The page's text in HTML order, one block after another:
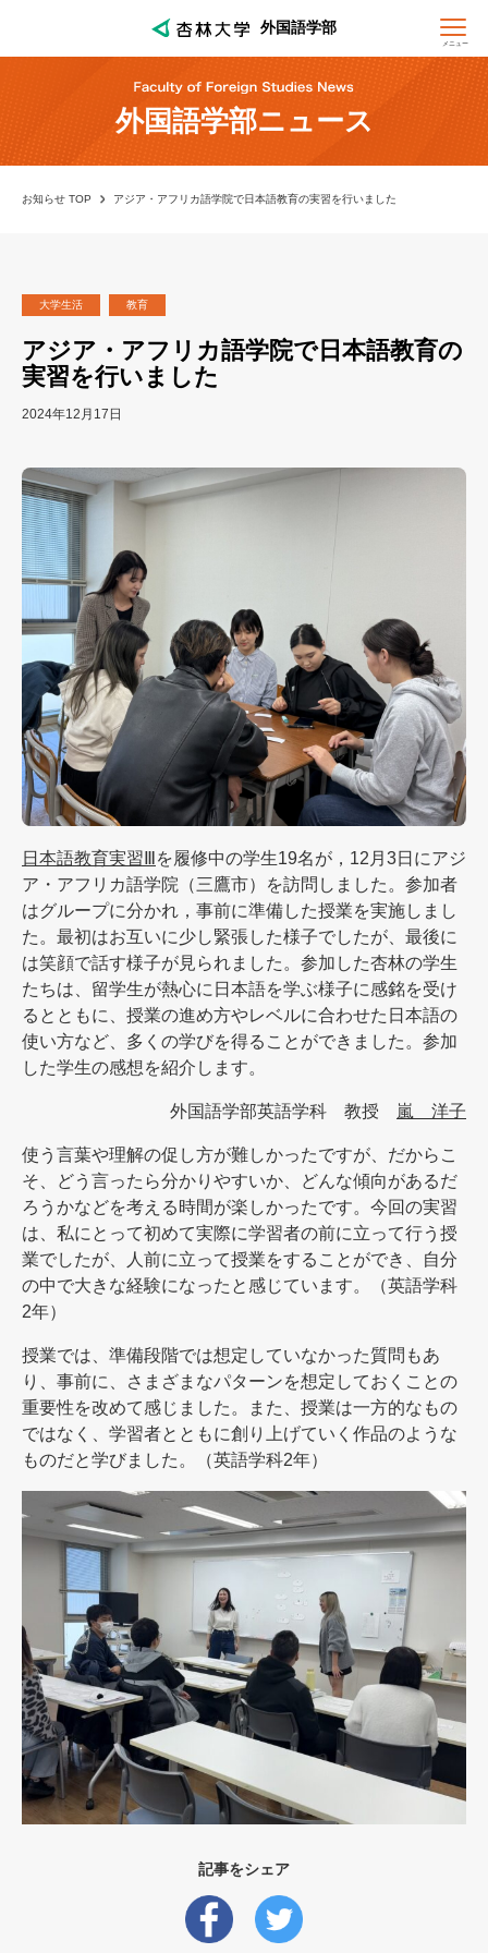
外国語学部
メニュー
外国語学部ニュース
お知らせ TOP アジア・アフリカ語学院で日本語教育の実習を行いました
大学生活 教育
アジア・アフリカ語学院で日本語教育の
実習を行いました
2024年12月17日
日本語教育実習Ⅲ
を履修中の学生19名が，12月3日にアジ
ア・アフリカ語学院（三鷹市）を訪問しました。参加者
はグループに分かれ，事前に準備した授業を実施しまし
た。最初はお互いに少し緊張した様子でしたが、最後に
は笑顔で話す様子が見られました。参加した杏林の学生
たちは、留学生が熱心に日本語を学ぶ様子に感銘を受け
るとともに、授業の進め方やレベルに合わせた日本語の
使い方など、多くの学びを得ることができました。参加
した学生の感想を紹介します。
外国語学部英語学科 教授 嵐 洋子
使う言葉や理解の促し方が難しかったですが、だからこ
そ、どう言ったら分かりやすいか、どんな傾向があるだ
ろうかなどを考える時間が楽しかったです。今回の実習
は、私にとって初めて実際に学習者の前に立って行う授
業でしたが、人前に立って授業をすることができ、自分
の中で大きな経験になったと感じています。（英語学科
2年）
授業では、準備段階では想定していなかった質問もあ
り、事前に、さまざまなパターンを想定しておくことの
重要性を改めて感じました。また、授業は一方的なもの
ではなく、学習者とともに創り上げていく作品のような
ものだと学びました。（英語学科2年）
記事をシェア